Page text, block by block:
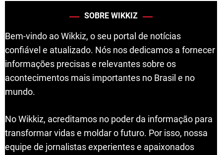
SOBRE WIKKIZ
Bem-vindo ao Wikkiz, o seu portal de notícias
confiável e atualizado. Nós nos dedicamos a fornecer
informações precisas e relevantes sobre os
acontecimentos mais importantes no Brasil e no
mundo.
No Wikkiz, acreditamos no poder da informação para
transformar vidas e moldar o futuro. Por isso, nossa
equipe de jornalistas experientes e apaixonados